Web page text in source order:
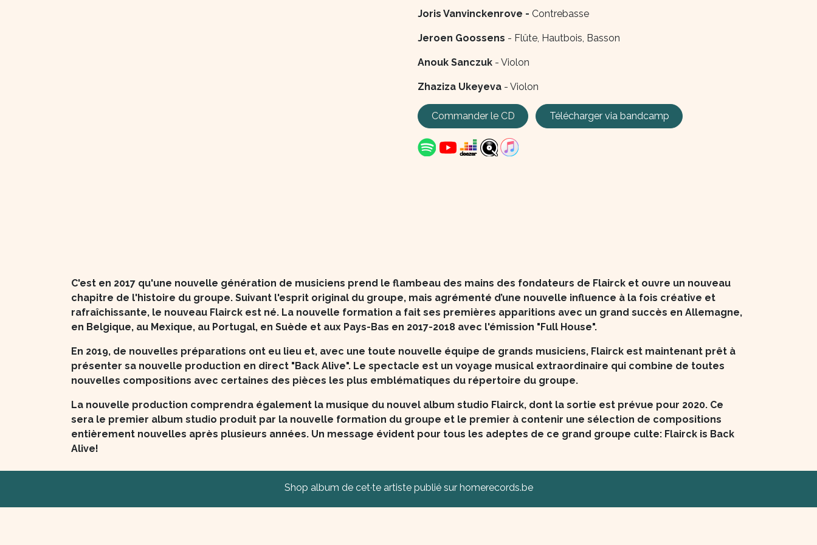
Joris Vanvinckenrove - Contrebasse
Jeroen Goossens - Flûte, Hautbois, Basson
Anouk Sanczuk - Violon
Zhaziza Ukeyeva - Violon
Commander le CD Télécharger via bandcamp
C'est en 2017 qu'une nouvelle génération de musiciens prend le flambeau des mains des fondateurs de Flairck et ouvre un nouveau
chapitre de l'histoire du groupe. Suivant l'esprit original du groupe, mais agrémenté d’une nouvelle influence à la fois créative et
rafraîchissante, le nouveau Flairck est né. La nouvelle formation a fait ses premières apparitions avec un grand succès en Allemagne,
en Belgique, au Mexique, au Portugal, en Suède et aux Pays-Bas en 2017-2018 avec l'émission "Full House".
En 2019, de nouvelles préparations ont eu lieu et, avec une toute nouvelle équipe de grands musiciens, Flairck est maintenant prêt à
présenter sa nouvelle production en direct "Back Alive". Le spectacle est un voyage musical extraordinaire qui combine de toutes
nouvelles compositions avec certaines des pièces les plus emblématiques du répertoire du groupe.
La nouvelle production comprendra également la musique du nouvel album studio Flairck, dont la sortie est prévue pour 2020. Ce
sera le premier album studio produit par la nouvelle formation du groupe et le premier à contenir une sélection de compositions
entièrement nouvelles après plusieurs années. Un message évident pour tous les adeptes de ce grand groupe culte: Flairck is Back
Alive!
Shop album de cet·te artiste publié sur homerecords.be